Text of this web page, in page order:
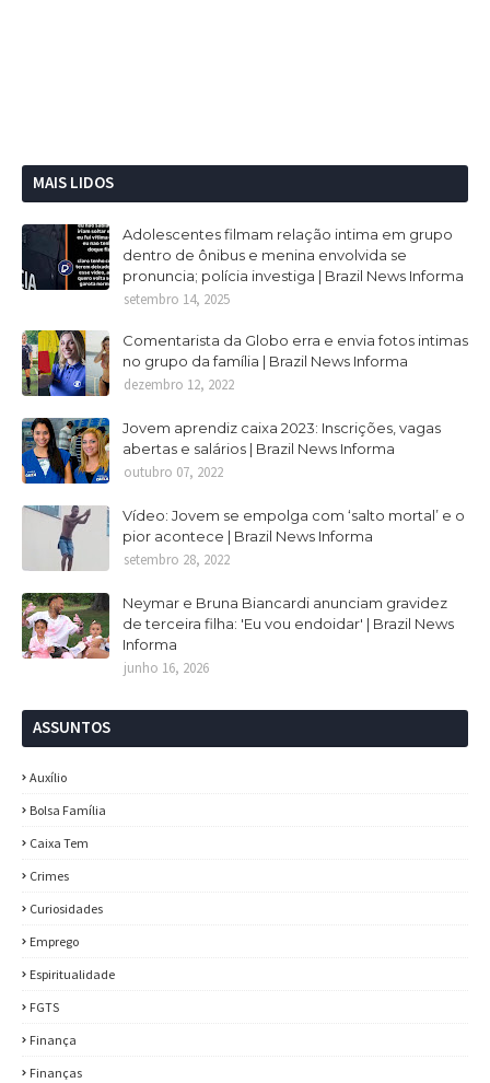
MAIS LIDOS
Adolescentes filmam relação intima em grupo
dentro de ônibus e menina envolvida se
pronuncia; polícia investiga | Brazil News Informa
setembro 14, 2025
Comentarista da Globo erra e envia fotos intimas
no grupo da família | Brazil News Informa
dezembro 12, 2022
Jovem aprendiz caixa 2023: Inscrições, vagas
abertas e salários | Brazil News Informa
outubro 07, 2022
Vídeo: Jovem se empolga com ‘salto mortal’ e o
pior acontece | Brazil News Informa
setembro 28, 2022
Neymar e Bruna Biancardi anunciam gravidez
de terceira filha: 'Eu vou endoidar' | Brazil News
Informa
junho 16, 2026
ASSUNTOS
Auxílio
Bolsa Família
Caixa Tem
Crimes
Curiosidades
Emprego
Espiritualidade
FGTS
Finança
Finanças